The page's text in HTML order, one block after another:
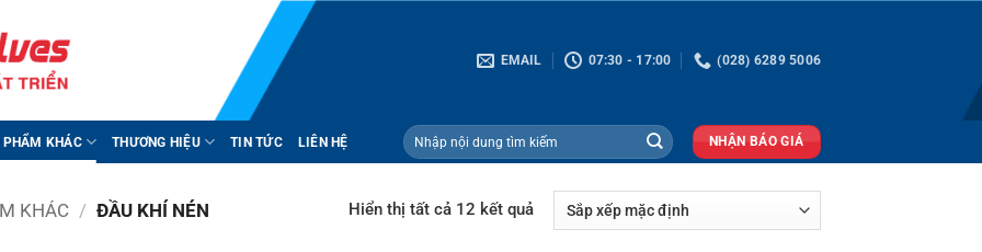
EMAIL 07:30 - 17:00 (028) 6289 5006
PHẨM KHÁC THƯƠNG HIỆU TIN TỨC LIÊN HỆ
Tìm
kiếm:
NHẬN BÁO GIÁ
KHÁC / ĐẦU KHÍ NÉN Hiển thị tất cả 12 kết quả